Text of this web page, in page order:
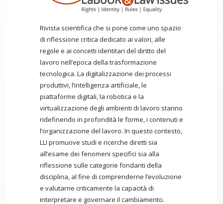
Rivista scientifica che si pone come uno spazio
di riflessione critica dedicato ai valori, alle
regole e ai concetti identitari del diritto del
lavoro nell’epoca della trasformazione
tecnologica. La digitalizzazione dei processi
produttivi, l’intelligenza artificiale, le
piattaforme digitali, la robotica e la
virtualizzazione degli ambienti di lavoro stanno
ridefinendo in profondità le forme, i contenuti e
l’organizzazione del lavoro. In questo contesto,
LLI promuove studi e ricerche diretti sia
all’esame dei fenomeni specifici sia alla
riflessione sulle categorie fondanti della
disciplina, al fine di comprenderne l’evoluzione
e valutarne criticamente la capacità di
interpretare e governare il cambiamento.